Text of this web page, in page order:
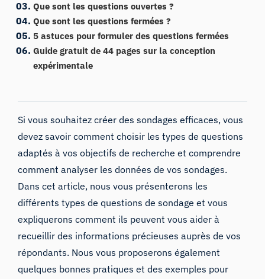
Que sont les questions ouvertes ?
Que sont les questions fermées ?
5 astuces pour formuler des questions fermées
Guide gratuit de 44 pages sur la conception
expérimentale
Si vous souhaitez créer des sondages efficaces, vous
devez savoir comment choisir les types de questions
adaptés à vos objectifs de recherche et comprendre
comment analyser les données de vos sondages.
Dans cet article, nous vous présenterons les
différents types de questions de sondage et vous
expliquerons comment ils peuvent vous aider à
recueillir des informations précieuses auprès de vos
répondants. Nous vous proposerons également
quelques bonnes pratiques et des exemples pour